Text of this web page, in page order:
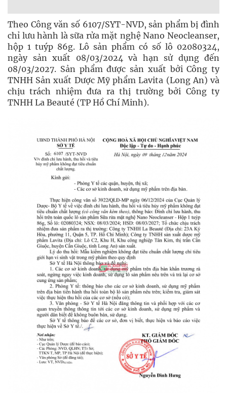
Theo Công văn số 6107/SYT-NVD, sản phẩm bị đình
chỉ lưu hành là sữa rửa mặt nghệ Nano Neocleanser,
hộp 1 tuýp 86g. Lô sản phẩm có số lô 02080324,
ngày sản xuất 08/03/2024 và hạn sử dụng đến
08/03/2027. Sản phẩm được sản xuất bởi Công ty
TNHH Sản xuất Dược Mỹ phẩm Lavita (Long An) và
chịu trách nhiệm đưa ra thị trường bởi Công ty
TNHH La Beauté (TP Hồ Chí Minh).